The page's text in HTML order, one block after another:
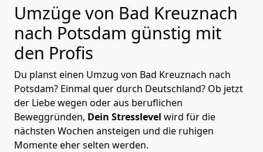
Umzüge von Bad Kreuznach
nach Potsdam günstig mit
den Profis
Du planst einen Umzug von Bad Kreuznach nach
Potsdam? Einmal quer durch Deutschland? Ob jetzt
der Liebe wegen oder aus beruflichen
Beweggründen, Dein Stresslevel wird für die
nächsten Wochen ansteigen und die ruhigen
Momente eher selten werden.